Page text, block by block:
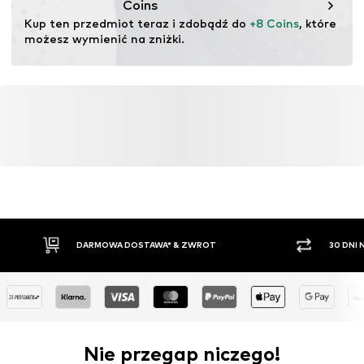
Coins
Kup ten przedmiot teraz i zdobądź do +8 Coins, które
możesz wymienić na zniżki.
DARMOWA DOSTAWA* & ZWROT 30 DNI
Nie przegap niczego!